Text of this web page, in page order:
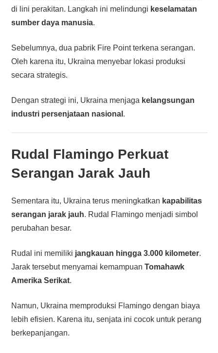
di lini perakitan. Langkah ini melindungi keselamatan
sumber daya manusia.
Sebelumnya, dua pabrik Fire Point terkena serangan.
Oleh karena itu, Ukraina menyebar lokasi produksi
secara strategis.
Dengan strategi ini, Ukraina menjaga kelangsungan
industri persenjataan nasional .
Rudal Flamingo Perkuat
Serangan Jarak Jauh
Sementara itu, Ukraina terus meningkatkan kapabilitas
serangan jarak jauh. Rudal Flamingo menjadi simbol
perubahan besar.
Rudal ini memiliki jangkauan hingga 3.000 kilometer.
Jarak tersebut menyamai kemampuan Tomahawk
Amerika Serikat.
Namun, Ukraina memproduksi Flamingo dengan biaya
lebih efisien. Karena itu, senjata ini cocok untuk perang
berkepanjangan.